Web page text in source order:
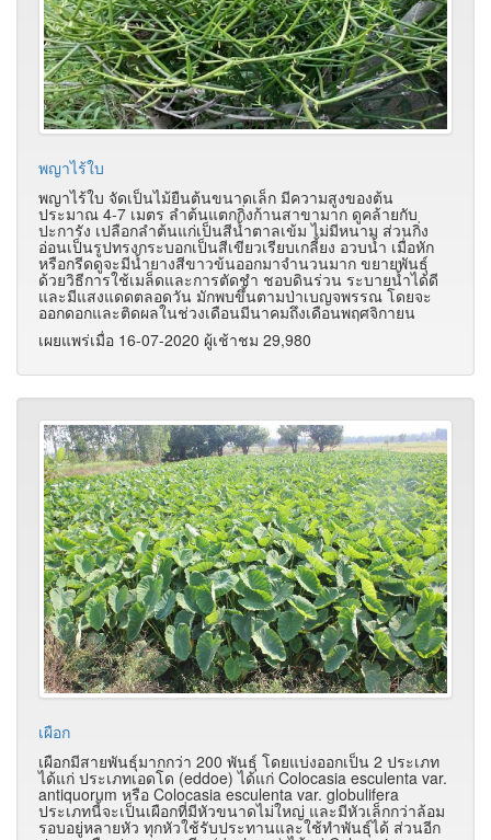
พญาไร้ใบ
พญาไร้ใบ จัดเป็นไม้ยืนต้นขนาดเล็ก มีความสูงของต้น
ประมาณ 4-7 เมตร ลำต้นแตกกิ่งก้านสาขามาก ดูคล้ายกับ
ปะการัง เปลือกลำต้นแก่เป็นสีน้ำตาลเข้ม ไม่มีหนาม ส่วนกิ่ง
อ่อนเป็นรูปทรงกระบอกเป็นสีเขียวเรียบเกลี้ยง อวบน้ำ เมื่อหัก
หรือกรีดดูจะมีน้ำยางสีขาวข้นออกมาจำนวนมาก ขยายพันธุ์
ด้วยวิธีการใช้เมล็ดและการตัดชำ ชอบดินร่วน ระบายน้ำได้ดี
และมีแสงแดดตลอดวัน มักพบขึ้นตามป่าเบญจพรรณ โดยจะ
ออกดอกและติดผลในช่วงเดือนมีนาคมถึงเดือนพฤศจิกายน
เผยแพร่เมื่อ 16-07-2020 ผู้เช้าชม 29,980
เผือก
เผือกมีสายพันธุ์มากกว่า 200 พันธุ์ โดยแบ่งออกเป็น 2 ประเภท
ได้แก่ ประเภทเอดโด (eddoe) ได้แก่ Colocasia esculenta var.
antiquorum หรือ Colocasia esculenta var. globulifera
ประเภทนี้จะเป็นเผือกที่มีหัวขนาดไม่ใหญ่ และมีหัวเล็กกว่าล้อม
รอบอยู่หลายหัว ทุกหัวใช้รับประทานและใช้ทำพันธุ์ได้ ส่วนอีก